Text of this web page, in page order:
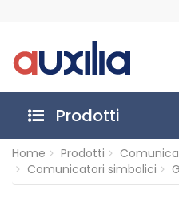
Prodotti
Home Prodotti
Comunicatori simbolici